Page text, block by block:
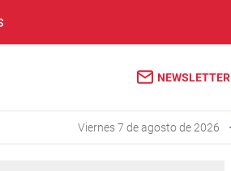
NEWSLETTER
viernes 7 de agosto de 2026